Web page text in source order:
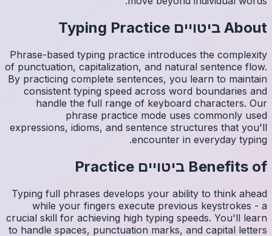
Phrase-
of
By
Typing
crucial
to